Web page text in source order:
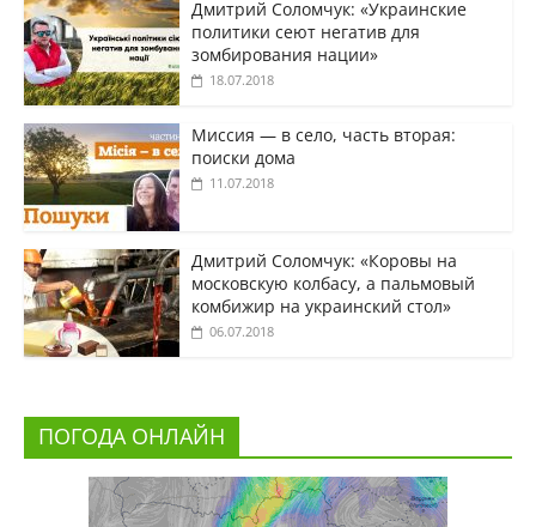
Дмитрий Соломчук: «Украинские
политики сеют негатив для
зомбирования нации»
18.07.2018
Миссия — в село, часть вторая:
поиски дома
11.07.2018
Дмитрий Соломчук: «Коровы на
московскую колбасу, а пальмовый
комбижир на украинский стол»
06.07.2018
ПОГОДА ОНЛАЙН